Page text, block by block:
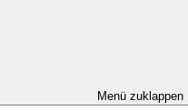
Menü zuklappen